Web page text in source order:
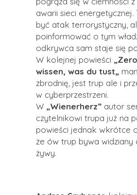
awarii sieci energetycznej.
być atak terrorystyczny,
poinformować o tym
odkrywca sam staje się
W kolejnej powieści
wissen, was du tust„
zbrodnię, jest trup ale i
w cyberprzestrzeni.
W „Wienerherz” autor
czytelnikowi trupa już na
powieści jednak wkrótce
że ów trup bywa widziany
żywy.